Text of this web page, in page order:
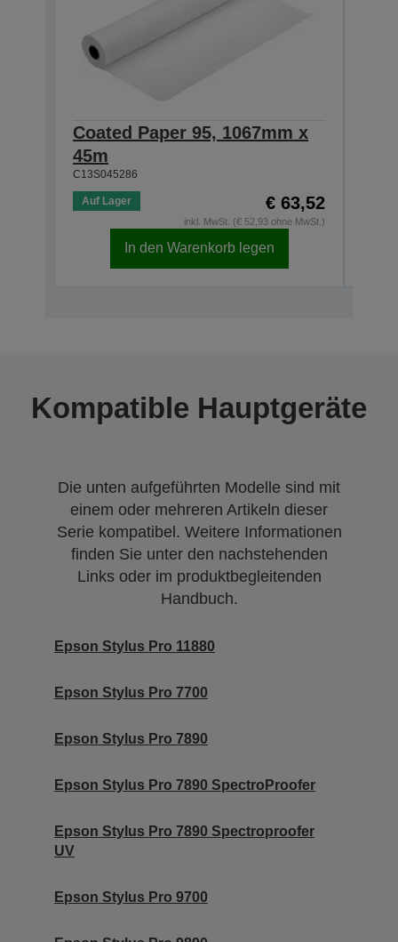
Coated Paper 95, 1067mm x
45m
C13S045286
Auf Lager € 63,52
inkl. MwSt. (€ 52,93 ohne MwSt.)
In den Warenkorb legen
Kompatible Hauptgeräte
Die unten aufgeführten Modelle sind mit
einem oder mehreren Artikeln dieser
Serie kompatibel. Weitere Informationen
finden Sie unter den nachstehenden
Links oder im produktbegleitenden
Handbuch.
Epson Stylus Pro 11880
Epson Stylus Pro 7700
Epson Stylus Pro 7890
Epson Stylus Pro 7890 SpectroProofer
Epson Stylus Pro 7890 Spectroproofer
UV
Epson Stylus Pro 9700